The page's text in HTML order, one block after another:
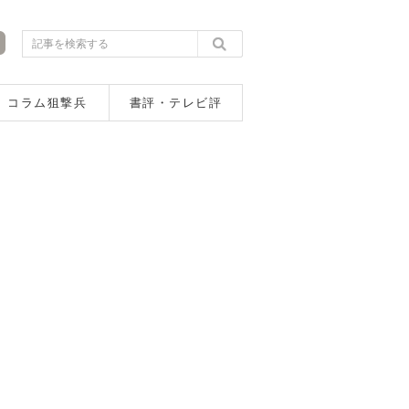
コラム狙撃兵 書評・テレビ評